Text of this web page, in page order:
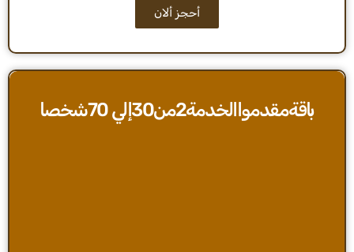
أحجز ألان
باقةمقدمواالخدمة2من30إلي 70شخصا